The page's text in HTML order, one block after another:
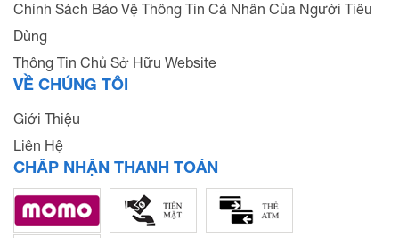
Chính Sách Bảo Vệ Thông Tin Cá Nhân Của Người Tiêu
Dùng
Thông Tin Chủ Sở Hữu Website
VỀ CHÚNG TÔI
Giới Thiệu
Liên Hệ
CHẤP NHẬN THANH TOÁN